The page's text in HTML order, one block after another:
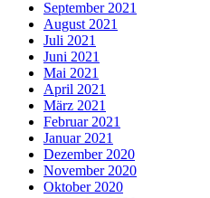
September 2021
August 2021
Juli 2021
Juni 2021
Mai 2021
April 2021
März 2021
Februar 2021
Januar 2021
Dezember 2020
November 2020
Oktober 2020